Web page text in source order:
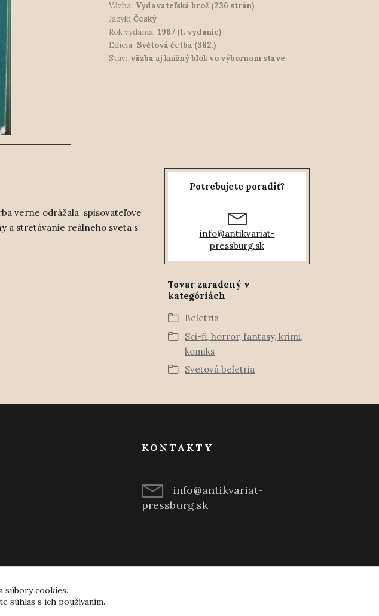
Väzba: Vydavateľská brož (236 strán)
Jazyk: Český
Rok vydania: 1967 (1. vydanie)
Edícia: Světová četba (382.)
Stav: väzba aj knižný blok vo výbornom stave
verne odrážala spisovateľove
a stretávanie reálneho sveta s
Potrebujete poradiť?
info@antikvariat-
pressburg.sk
Tovar zaradený v
kategóriách
Beletria
Sci-fi, horror, fantasy, krimi,
komiks
Svetová beletria
KONTAKTY
info@antikvariat-
pressburg.sk
súbory cookies.
súhlas s ich používaním.